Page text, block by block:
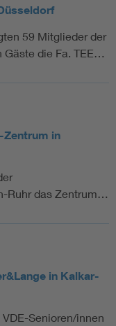
59 Mitglieder der
Gäste die Fa. TEE…
Zentrum in
Ruhr das Zentrum…
in Kalkar-
Senioren/innen